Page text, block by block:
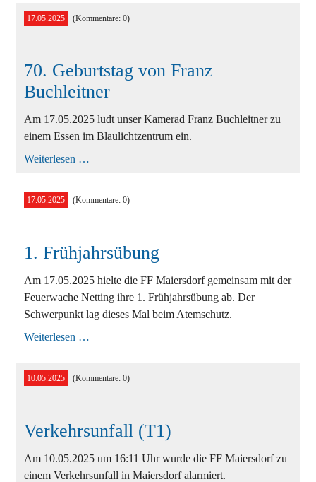
17.05.2025 (Kommentare: 0)
70. Geburtstag von Franz
Buchleitner
Am 17.05.2025 ludt unser Kamerad Franz Buchleitner zu
einem Essen im Blaulichtzentrum ein.
Weiterlesen …
Buchleitner
17.05.2025 (Kommentare: 0)
1. Frühjahrsübung
Am 17.05.2025 hielte die FF Maiersdorf gemeinsam mit der
Feuerwache Netting ihre 1. Frühjahrsübung ab. Der
Schwerpunkt lag dieses Mal beim Atemschutz.
Weiterlesen …
10.05.2025 (Kommentare: 0)
Verkehrsunfall (T1)
Am 10.05.2025 um 16:11 Uhr wurde die FF Maiersdorf zu
einem Verkehrsunfall in Maiersdorf alarmiert.